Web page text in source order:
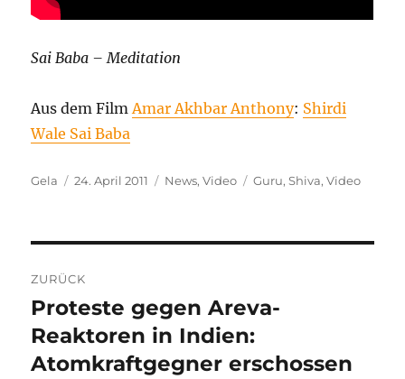
Sai Baba – Meditation
Aus dem FilmAmar Akhbar Anthony: Shirdi
Wale Sai Baba
Autor
Gela
Veröffentlicht
24. April 2011 Kategorien
News,Video Schlagwörter
Guru,Shiva,Video
ZURÜCK
Vorheriger
Beitrag:
Proteste gegen Areva-
Reaktoren in Indien:
Atomkraftgegner erschossen